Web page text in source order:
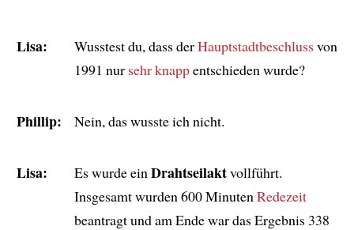
Lisa: Wusstest du, dass derHauptstadtbeschlussvon
1991 nur sehr knappentschieden wurde?
Phillip: Nein, das wusste ich nicht.
Lisa: Es wurde ein Drahtseilaktvollführt.
Insgesamt wurden 600 Minuten Redezeit
beantragt und am Ende war das Ergebnis 338